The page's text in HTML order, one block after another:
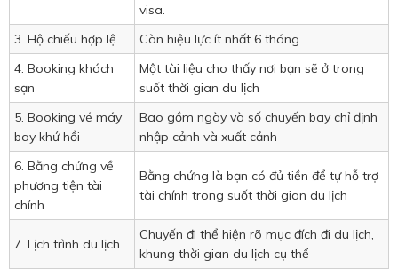
visa.
3. Hộ chiếu hợp lệ
Còn hiệu lực ít nhất 6 tháng
4. Booking khách
sạn
Một tài liệu cho thấy nơi bạn sẽ ở trong
suốt thời gian du lịch
5. Booking vé máy
bay khứ hồi
Bao gồm ngày và số chuyến bay chỉ định
nhập cảnh và xuất cảnh
6. Bằng chứng về
phương tiện tài
chính
Bằng chứng là bạn có đủ tiền để tự hỗ trợ
tài chính trong suốt thời gian du lịch
7. Lịch trình du lịch
Chuyến đi thể hiện rõ mục đích đi du lịch,
khung thời gian du lịch cụ thể